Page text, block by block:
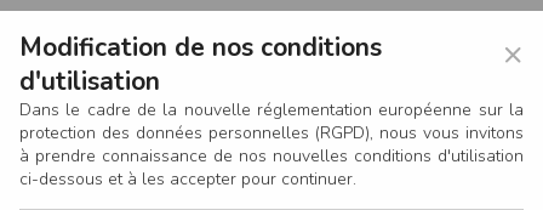
×
Modification de nos conditions
d'utilisation
Dans le cadre de la nouvelle réglementation européenne sur la
protection des données personnelles (RGPD), nous vous invitons
à prendre connaissance de nos nouvelles conditions d'utilisation
ci-dessous et à les accepter pour continuer.